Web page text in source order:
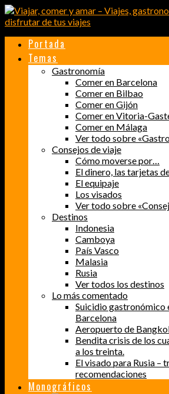
Portada
Temas
Gastronomía
Comer en Barcelona
Comer en Bilbao
Comer en Gijón
Comer en Vitoria-
Comer en Málaga
Ver todo sobre
Consejos de viaje
Cómo moverse por…
El dinero, las tarjetas
El equipaje
Los visados
Ver todo sobre
Destinos
Indonesia
Camboya
País Vasco
Malasia
Rusia
Ver todos los destinos
Lo más comentado
Suicidio gastronómico
Barcelona
Aeropuerto de
Bendita crisis de los
a los treinta.
El visado para Rusia –
recomendaciones
Monográficos